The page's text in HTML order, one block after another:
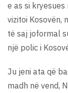
e as si kryesues
vizitoi Kosovën,
të saj joformal
një polic i
Ju jeni ata që
madh në vend,